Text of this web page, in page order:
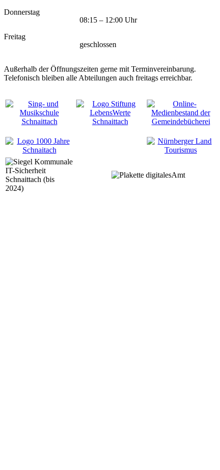
Donnerstag
08:15 – 12:00 Uhr
Freitag
geschlossen
Außerhalb der Öffnungszeiten gerne mit Terminvereinbarung.
Telefonisch bleiben alle Abteilungen auch freitags erreichbar.